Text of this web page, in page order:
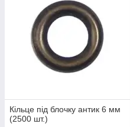
Кільце під блочку антик 6 мм
(2500 шт.)